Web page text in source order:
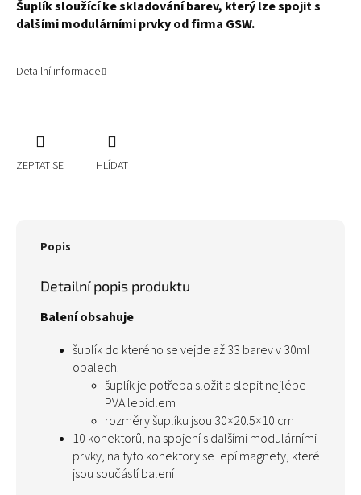
Šuplík sloužící ke skladování barev, který lze spojit s
dalšími modulárními prvky od firma GSW.
Detailní informace
ZEPTAT SE HLÍDAT
Popis
Detailní popis produktu
Balení obsahuje
šuplík do kterého se vejde až 33 barev v 30ml
obalech.
šuplík je potřeba složit a slepit nejlépe
PVA lepidlem
rozměry šuplíku jsou 30×20.5×10 cm
10 konektorů, na spojení s dalšími modulárními
prvky, na tyto konektory se lepí magnety, které
jsou součástí balení